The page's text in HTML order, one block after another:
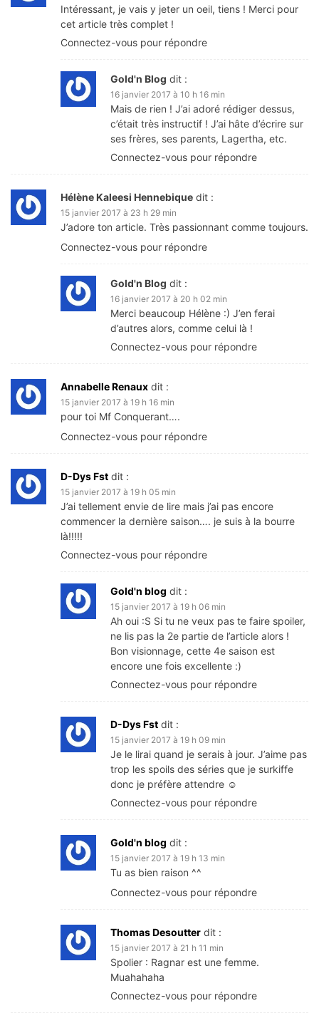
Intéressant, je vais y jeter un oeil, tiens ! Merci pour
cet article très complet !
Connectez-vous pour répondre
Gold'n Blog dit :
16 janvier 2017 à 10 h 16 min
Mais de rien ! J’ai adoré rédiger dessus,
c’était très instructif ! J’ai hâte d’écrire sur
ses frères, ses parents, Lagertha, etc.
Connectez-vous pour répondre
Hélène Kaleesi Hennebique dit :
15 janvier 2017 à 23 h 29 min
J’adore ton article. Très passionnant comme toujours.
Connectez-vous pour répondre
Gold'n Blog dit :
16 janvier 2017 à 20 h 02 min
Merci beaucoup Hélène :) J’en ferai
d’autres alors, comme celui là !
Connectez-vous pour répondre
Annabelle Renaux dit :
15 janvier 2017 à 19 h 16 min
pour toi Mf Conquerant….
Connectez-vous pour répondre
D-Dys Fst dit :
15 janvier 2017 à 19 h 05 min
J’ai tellement envie de lire mais j’ai pas encore
commencer la dernière saison…. je suis à la bourre
là!!!!!
Connectez-vous pour répondre
Gold'n blog dit :
15 janvier 2017 à 19 h 06 min
Ah oui :S Si tu ne veux pas te faire spoiler,
ne lis pas la 2e partie de l’article alors !
Bon visionnage, cette 4e saison est
encore une fois excellente :)
Connectez-vous pour répondre
D-Dys Fst dit :
15 janvier 2017 à 19 h 09 min
Je le lirai quand je serais à jour. J’aime pas
trop les spoils des séries que je surkiffe
donc je préfère attendre ☺
Connectez-vous pour répondre
Gold'n blog dit :
15 janvier 2017 à 19 h 13 min
Tu as bien raison ^^
Connectez-vous pour répondre
Thomas Desoutter dit :
15 janvier 2017 à 21 h 11 min
Spolier : Ragnar est une femme.
Muahahaha
Connectez-vous pour répondre